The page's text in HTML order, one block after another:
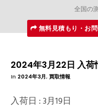
全国の
無料見積もり・お
2024年3月22日 入
In 2024年3月,買取情報
入荷日 : 3月19日